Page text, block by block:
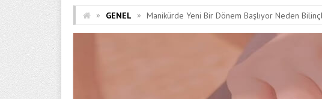
» GENEL » Manikürde Yeni Bir Dönem Başlıyor Neden